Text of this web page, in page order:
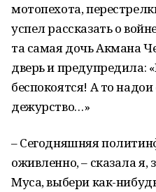
мотопехота,
успел рассказать о
та самая дочь Акмана
дверь и предупредила:
беспокоятся! А то надои
дежурство…»
– Сегодняшняя
оживленно, – сказала я,
Муса, выбери как-